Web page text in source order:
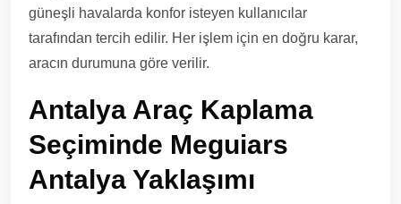
güneşli havalarda konfor isteyen kullanıcılar
tarafından tercih edilir. Her işlem için en doğru karar,
aracın durumuna göre verilir.
Antalya Araç Kaplama
Seçiminde Meguiars
Antalya Yaklaşımı